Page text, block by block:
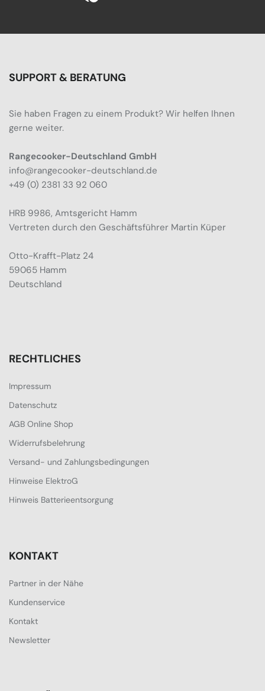
SUPPORT & BERATUNG
Sie haben Fragen zu einem Produkt? Wir helfen Ihnen
gerne weiter.
Rangecooker-Deutschland GmbH
info@rangecooker-deutschland.de
+49 (0) 2381 33 92 060
HRB 9986, Amtsgericht Hamm
Vertreten durch den Geschäftsführer Martin Küper
Otto-Krafft-Platz 24
59065 Hamm
Deutschland
RECHTLICHES
Impressum
Datenschutz
AGB Online Shop
Widerrufsbelehrung
Versand- und Zahlungsbedingungen
Hinweise ElektroG
Hinweis Batterieentsorgung
KONTAKT
Partner in der Nähe
Kundenservice
Kontakt
Newsletter